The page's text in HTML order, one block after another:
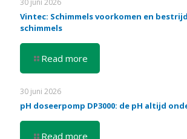
30 juni 2026
Vintec: Schimmels voorkomen en
schimmels
Read more
30 juni 2026
pH doseerpomp DP3000: de pH altijd
Read more